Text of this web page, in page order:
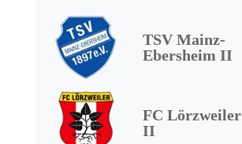
TSV Mainz-
Ebersheim II
FC Lörzweiler
II